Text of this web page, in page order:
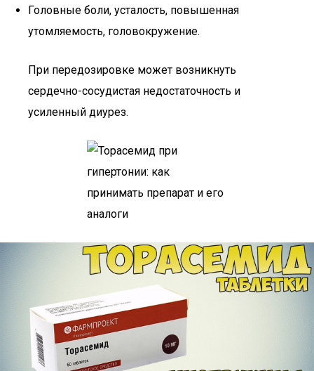
Головные боли, усталость, повышенная
утомляемость, головокружение.
При передозировке может возникнуть
сердечно-сосудистая недостаточность и
усиленный диурез.